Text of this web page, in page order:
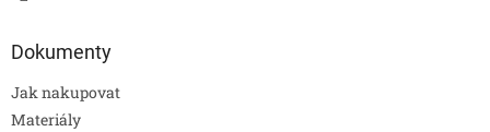
Dokumenty
Jak nakupovat
Materiály